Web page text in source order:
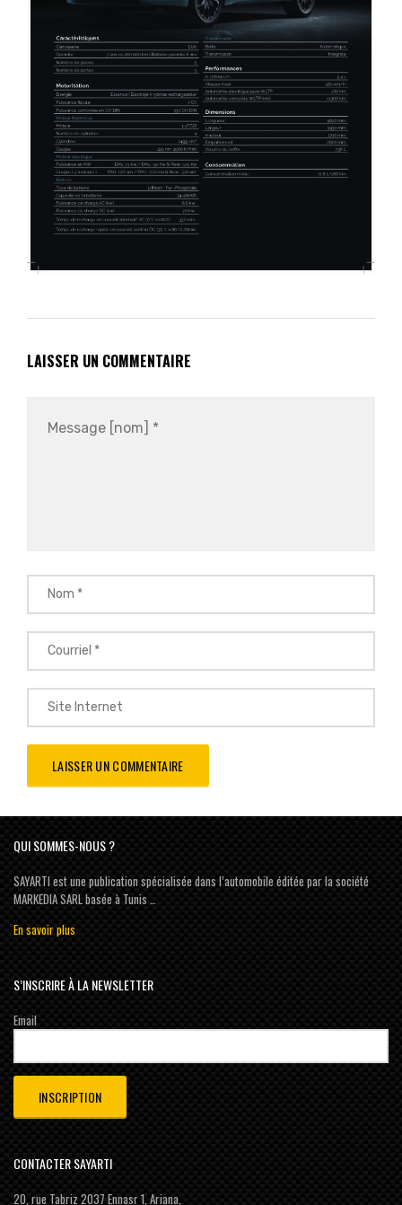
LAISSER UN COMMENTAIRE
QUI SOMMES-NOUS ?
SAYARTI est une publication spécialisée dans l’automobile éditée par la société
MARKEDIA SARL basée à Tunis …
En savoir plus
S’INSCRIRE À LA NEWSLETTER
Email
CONTACTER SAYARTI
20, rue Tabriz 2037 Ennasr 1, Ariana,